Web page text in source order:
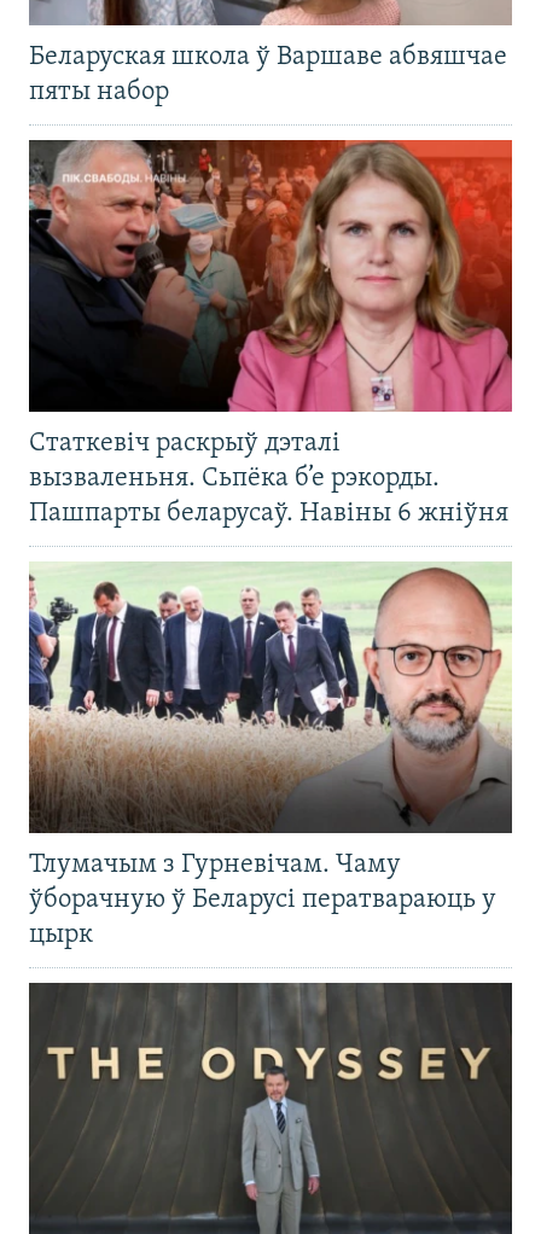
Беларуская школа ў Варшаве абвяшчае
пяты набор
Статкевіч раскрыў дэталі
вызваленьня. Сьпёка б’е рэкорды.
Пашпарты беларусаў. Навіны 6 жніўня
Тлумачым з Гурневічам. Чаму
ўборачную ў Беларусі ператвараюць у
цырк